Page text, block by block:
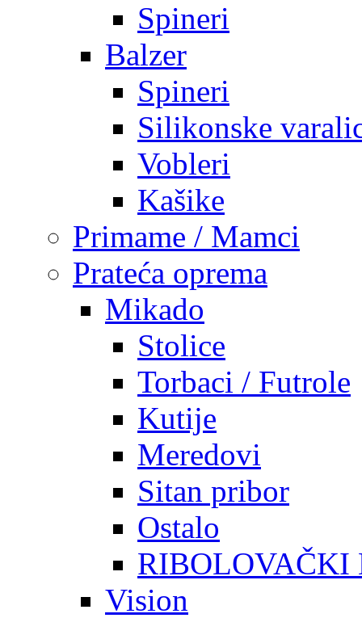
Spineri
Balzer
Spineri
Silikonske
Vobleri
Kašike
Primame / Mamci
Prateća oprema
Mikado
Stolice
Torbaci / Futrole
Kutije
Meredovi
Sitan pribor
Ostalo
RIBOLOVAČKI
Vision